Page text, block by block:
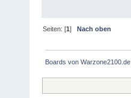
Seiten: [1] Nach oben
Boards von Warzone2100.de